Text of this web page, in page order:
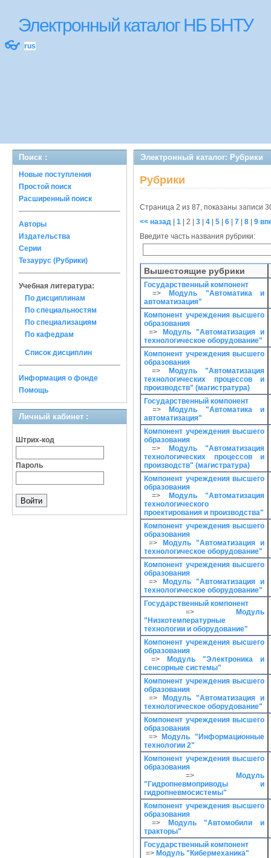
Электронный каталог НБ БНТУ
👓 rus
Поиск :
Новые поступления
Простой поиск
Расширенный поиск
Авторы
Издательства
Серии
Тезаурус (Рубрики)
Учебная литература:
По дисциплинам
По специальностям
По специализациям
По кафедрам
Список дисциплин
Информация о фонде
Помощь
Личный кабинет :
Штрих-код
Пароль
Электронный каталог: Рубрики
Рубрики
Страница 2 из 87, показаны записи
<< назад
1 2 3 4 5 6 7 8 9
Введите часть названия рубрики:
Вышестоящие рубрики
Государственный компонент
=>
Модуль "Автоматика и
автоматизация"
Компонент учреждения высшего
образования
=>
Модуль "Автоматизация и
технологическое оборудование"
Компонент учреждения высшего
образования
=>
Модуль "Автоматизация
технологических процессов и
производств" (магистратура)
Государственный компонент
=>
Модуль "Автоматика и
автоматизация"
Компонент учреждения высшего
образования
=>
Модуль "Автоматизация
технологических процессов и
производств" (магистратура)
Компонент учреждения высшего
образования
=>
Модуль "Автоматизация
технологического
проектирования и производства"
Компонент учреждения высшего
образования
=>
Модуль "Автоматизация и
технологическое оборудование"
Компонент учреждения высшего
образования
=>
Модуль "Автоматизация и
технологическое оборудование"
Государственный компонент
=>
Модуль
"Низкотемпературные
технологии и оборудование"
Компонент учреждения высшего
образования
=>
Модуль "Электроника и
сенсорные системы"
Компонент учреждения высшего
образования
=>
Модуль "Автоматизация и
технологическое оборудование"
Компонент учреждения высшего
образования
=>
Модуль "Информационные
технологии 2"
Компонент учреждения высшего
образования
=>
Модуль
"Гидропневмоприводы и
гидропневмосистемы"
Компонент учреждения высшего
образования
=>
Модуль "Автомобили и
тракторы"
Государственный компонент
=> Модуль "Кибермеханика"